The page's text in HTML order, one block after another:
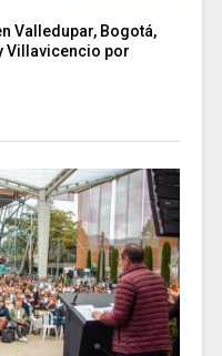
Valledupar, Bogotá,
Villavicencio por